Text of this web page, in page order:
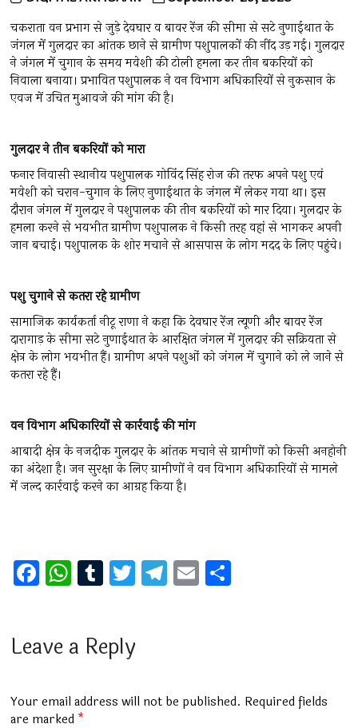
चकराता वन प्रभाग से जुड़े देवघार व बावर रेंज की सीमा से सटे नुणाईथात के
जंगल में गुलदार का आंतक छाने से ग्रामीण पशुपालकों की नींद उड़ गई। गुलदार
ने जंगल में चुगान के समय मवेशी की टोली हमला कर तीन बकरियों को
निवाला बनाया। प्रभावित पशुपालक ने वन विभाग अधिकारियों से नुकसान के
एवज में उचित मुआवजे की मांग की है।
गुलदारनेतीनबकरियोंकोमारा
फनार निवासी स्थानीय पशुपालक गोविंद सिंह रोज की तरफ अपने पशु एवं
मवेशी को चरान-चुगान के लिए नुणाईथात के जंगल में लेकर गया था। इस
दौरान जंगल में गुलदार ने पशुपालक की तीन बकरियों को मार दिया। गुलदार के
हमला करने से भयभीत ग्रामीण पशुपालक ने किसी तरह वहां से भागकर अपनी
जान बचाई। पशुपालक के शोर मचाने से आसपास के लोग मदद के लिए पहुंचे।
पशुचुगानेसेकतरारहेग्रामीण
सामाजिक कार्यकर्ता नीटू राणा ने कहा कि देवघार रेंज त्यूणी और बावर रेंज
दारागाड़ के सीमा सटे नुणाईथात के आरक्षित जंगल में गुलदार की सक्रियता से
क्षेत्र के लोग भयभीत हैं। ग्रामीण अपने पशुओं को जंगल में चुगाने को ले जाने से
कतरा रहे हैं।
वनविभागअधिकारियोंसेकार्रवाईकीमांग
आबादी क्षेत्र के नजदीक गुलदार के आंतक मचाने से ग्रामीणों को किसी अनहोनी
का अंदेशा है। जन सुरक्षा के लिए ग्रामीणों ने वन विभाग अधिकारियों से मामले
में जल्द कार्रवाई करने का आग्रह किया है।
F
a
b
o
W
h
s
p
T
u
bl
T
wi
er
T
el
m
E
m
Leave a Reply
Your email address will not be published. Required fields
are marked *